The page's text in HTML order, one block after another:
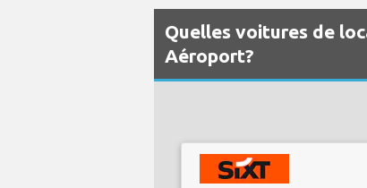
Quelles voitures de
Aéroport?